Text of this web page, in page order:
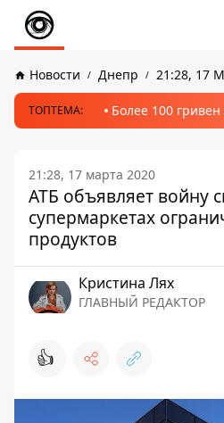
Новости Днепр 21:28, 17
ТОПТЕМА: Более 100
21:28, 17 марта 2020
АТБ объявляет войну
супермаркетах
продуктов
Кристина Лях
ГЛАВНЫЙ РЕДАКТОР
👍